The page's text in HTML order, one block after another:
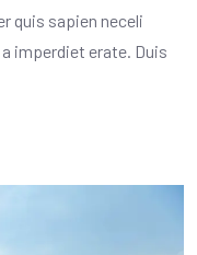
quis sapien neceli
imperdiet erate. Duis